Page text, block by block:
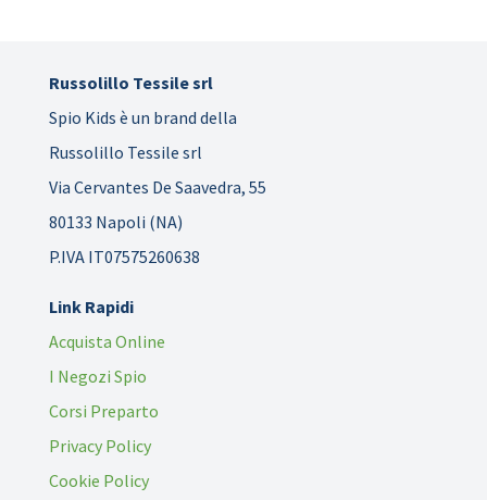
Russolillo Tessile srl
Spio Kids è un brand della
Russolillo Tessile srl
Via Cervantes De Saavedra, 55
80133 Napoli (NA)
P.IVA IT07575260638
Link Rapidi
Acquista Online
I Negozi Spio
Corsi Preparto
Privacy Policy
Cookie Policy